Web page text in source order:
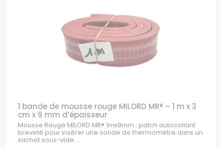
1 bande de mousse rouge MILORD MR® – 1 m x 3
cm x 9 mm d’épaisseur
Mousse Rouge MILORD MR® 1mx9mm : patch autocollant
breveté pour insérer une sonde de thermomètre dans un
sachet sous-vide....